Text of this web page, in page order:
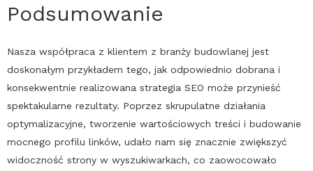
Podsumowanie
Nasza współpraca z klientem z branży budowlanej jest
doskonałym przykładem tego, jak odpowiednio dobrana i
konsekwentnie realizowana strategia SEO może przynieść
spektakularne rezultaty. Poprzez skrupulatne działania
optymalizacyjne, tworzenie wartościowych treści i budowanie
mocnego profilu linków, udało nam się znacznie zwiększyć
widoczność strony w wyszukiwarkach, co zaowocowało